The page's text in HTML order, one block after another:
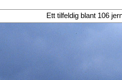
Ett tilfeldig blant 106